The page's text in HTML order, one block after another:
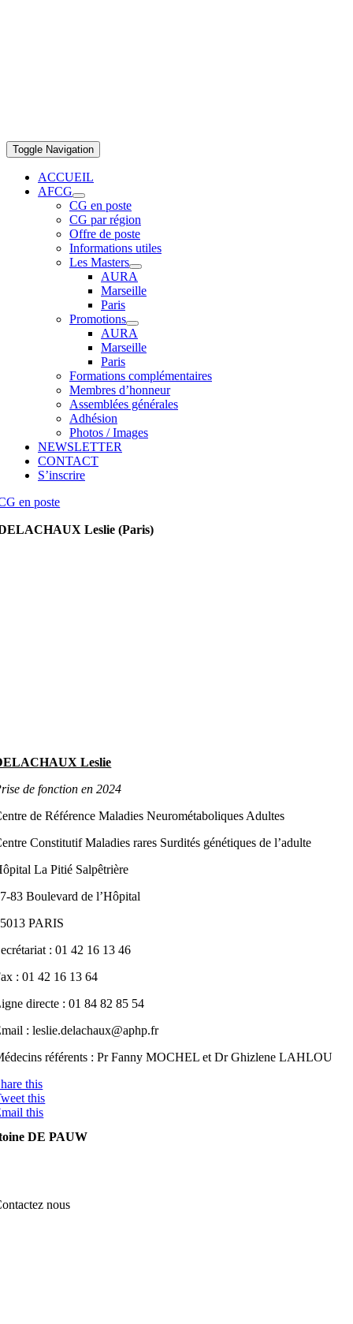
Toggle Navigation
ACCUEIL
AFCG
CG en poste
CG par région
Offre de poste
Informations utiles
Les Masters
AURA
Marseille
Paris
Promotions
AURA
Marseille
Paris
Formations complémentaires
Membres d’honneur
Assemblées générales
Adhésion
Photos / Images
NEWSLETTER
CONTACT
S’inscrire
en poste
Leslie (Paris)
Leslie
de fonction en 2024
de Référence Maladies Neurométaboliques Adultes
Constitutif Maladies rares Surdités génétiques de l’adulte
La Pitié Salpêtrière
83 Boulevard de l’Hôpital
PARIS
: 01 42 16 13 46
: 01 42 16 13 64
directe : 01 84 82 85 54
: leslie.delachaux@aphp.fr
référents : Pr Fanny MOCHEL et Dr Ghizlene LAHLOU
this
this
this
DE PAUW
nous